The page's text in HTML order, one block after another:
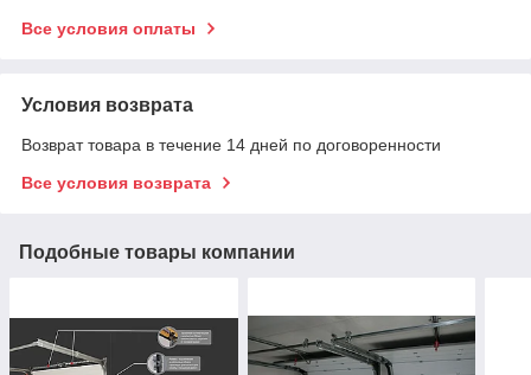
Все условия оплаты
Условия возврата
Возврат товара в течение 14 дней по договоренности
Все условия возврата
Подобные товары компании